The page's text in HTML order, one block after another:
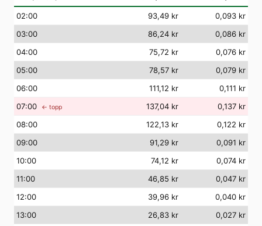
02:00 93,49 kr
0,093 kr
03:00 86,24 kr
0,086 kr
04:00 75,72 kr
0,076 kr
05:00 78,57 kr
0,079 kr
06:00 111,12 kr
0,111 kr
07:00 ← topp 137,04 kr
0,137 kr
08:00 122,13 kr
0,122 kr
09:00 91,29 kr
0,091 kr
10:00 74,12 kr
0,074 kr
11:00 46,85 kr
0,047 kr
12:00 39,96 kr
0,040 kr
13:00 26,83 kr
0,027 kr